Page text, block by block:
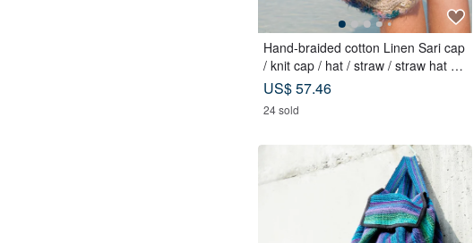
Hand-braided cotton Linen Sari cap
/ knit cap / hat / straw / straw hat -
Sari streaks compiled
US$ 57.46
24 sold